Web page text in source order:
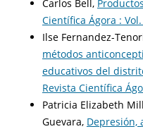
Carlos Bell,
Científica Ágora :
Ilse Fernandez-
métodos
educativos del
Revista Científica
Patricia Elizabeth
Guevara, Depresión,